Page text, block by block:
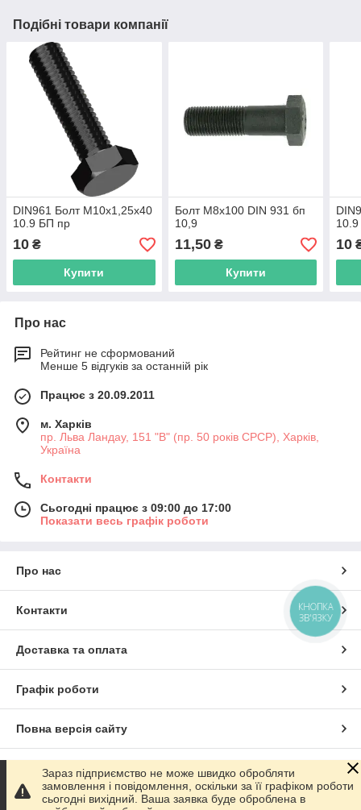
Подібні товари компанії
DIN961 Болт М10х1,25х40
10.9 БП пр
10 ₴
Купити
Болт М8х100 DIN 931 бп
10,9
11,50₴
Купити
10
Про нас
Рейтинг не сформований
Менше 5 відгуків за останній рік
Працює з 20.09.2011
м. Харків
пр. Льва Ландау, 151 "В" (пр. 50 років СРСР), Харків,
Україна
Контакти
Сьогодні працює з 09:00 до 17:00
Показати весь графік роботи
Про нас
Контакти
Доставка та оплата
Графік роботи
Повна версія сайту
Сайт створено на маркетплейсіProm.ua
Зараз підприємство не може швидко обробляти
замовлення і повідомлення, оскільки за її графіком роботи
сьогодні вихідний. Ваша заявка буде оброблена в
КНОПКА
ЗВ'ЯЗКУ